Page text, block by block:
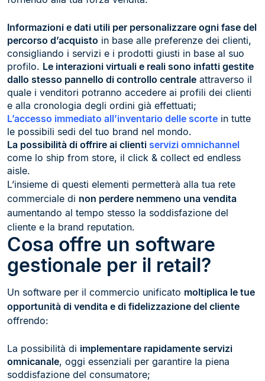
Informazioni e dati utili per personalizzare ogni fase del
percorso d’acquisto in base alle preferenze dei clienti,
consigliando i servizi e i prodotti giusti in base al suo
profilo. Le interazioni virtuali e reali sono infatti gestite
dallo stesso pannello di controllo centrale attraverso il
quale i venditori potranno accedere ai profili dei clienti
e alla cronologia degli ordini già effettuati;
L’accesso immediato all’inventario delle scorte in tutte
le possibili sedi del tuo brand nel mondo.
La possibilità di offrire ai clienti servizi omnichannel
come lo ship from store, il click & collect ed endless
aisle.
L’insieme di questi elementi permetterà alla tua rete
commerciale di non perdere nemmeno una vendita
aumentando al tempo stesso la soddisfazione del
cliente e la brand reputation.
Cosa offre un software
gestionale per il retail?
Un software per il commercio unificato moltiplica le tue
opportunità di vendita e di fidelizzazione del cliente
offrendo:
La possibilità di implementare rapidamente servizi
omnicanale, oggi essenziali per garantire la piena
soddisfazione del consumatore;